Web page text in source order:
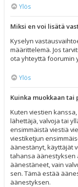
Ylös
Miksi en voi lisätä
Kyselyn
määrittelemä. Jos
ota yhteyttä foorumin
Ylös
Kuinka muokkaan tai
Kuten viestien
lähettäjä, valvoja tai
ensimmäistä viestiä
viestiketjun
äänestänyt, käyttäjät
tahansa äänestyksen
äänestäneet, vain
sen. Tämä estää
äänestyksen.